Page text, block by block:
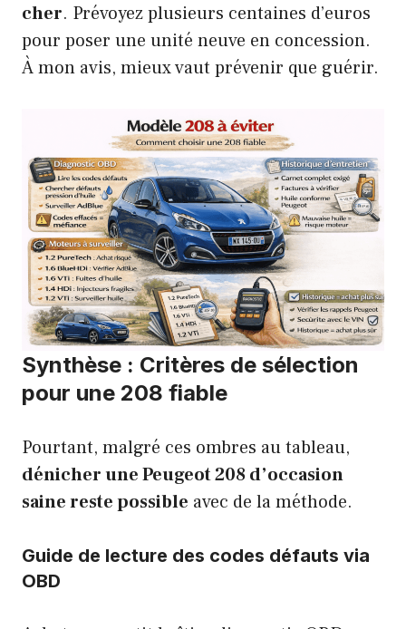
cher. Prévoyez plusieurs centaines d’euros
pour poser une unité neuve en concession.
À mon avis, mieux vaut prévenir que guérir.
Synthèse : Critères de sélection
pour une 208 fiable
Pourtant, malgré ces ombres au tableau,
dénicher une Peugeot 208 d’occasion
saine reste possible avec de la méthode.
Guide de lecture des codes défauts via
OBD